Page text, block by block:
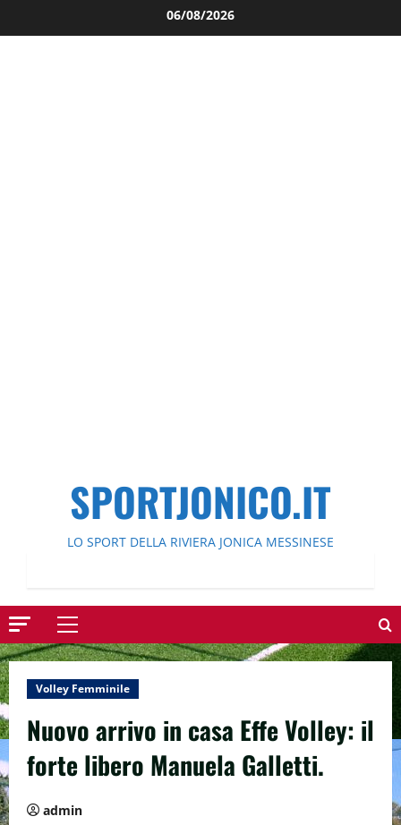
al
06/08/2026
SPORTJONICO.IT
LO SPORT DELLA RIVIERA JONICA MESSINESE
Menu
principale
Volley Femminile
Nuovo arrivo in casa Effe Volley: il
forte libero Manuela Galletti.
admin